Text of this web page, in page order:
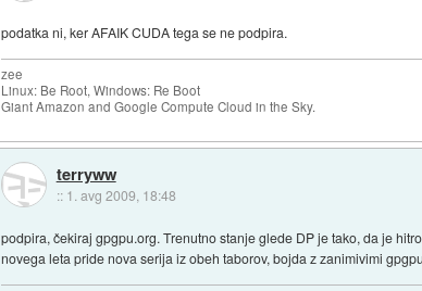
podatka ni, ker AFAIK CUDA tega se ne podpira.
zee
Linux: Be Root, Windows: Re Boot
Giant Amazon and Google Compute Cloud in the Sky.
terryww
:: 1. avg 2009, 18:48
podpira, čekiraj gpgpu.org. Trenutno stanje glede DP je tako, da je
novega leta pride nova serija iz obeh taborov, bojda z zanimivimi